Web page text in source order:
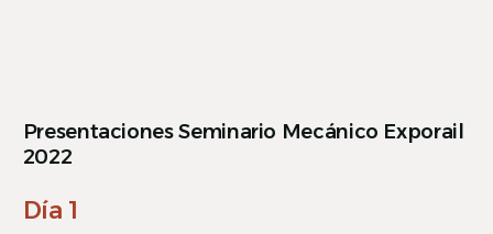
Presentaciones Seminario Mecánico Exporail
2022
Día 1